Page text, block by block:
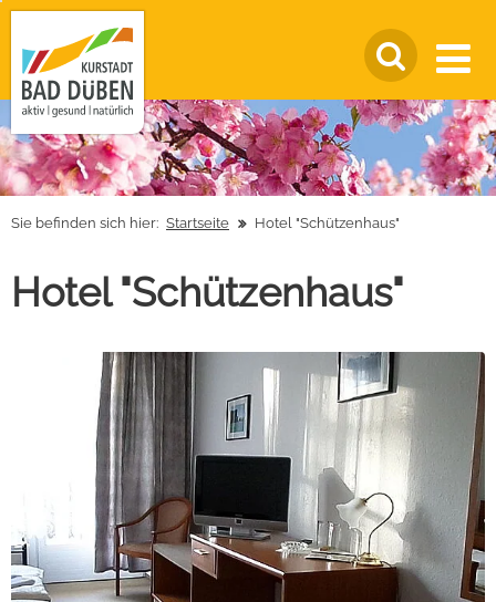
Sie befinden sich hier: Startseite Hotel "Schützenhaus"
Hotel "Schützenhaus"